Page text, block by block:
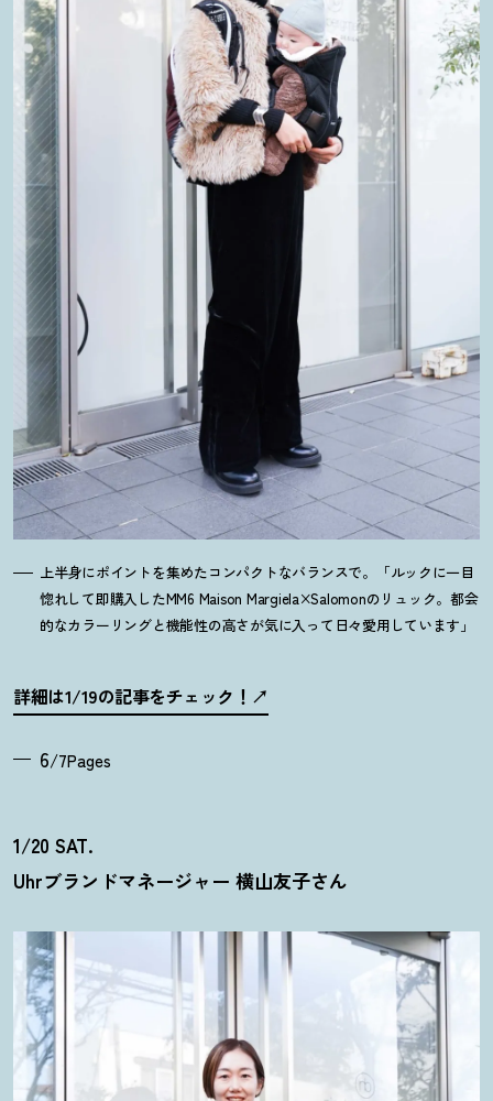
上半身にポイントを集めたコンパクトなバランスで。「ルックに一目
惚れして即購入したMM6 Maison Margiela×Salomonのリュック。都会
的なカラーリングと機能性の高さが気に入って日々愛用しています」
詳細は1/19の記事をチェック ！
6/7Pages
1/20 SAT.
Uhrブランドマネージャー 横山友子さん